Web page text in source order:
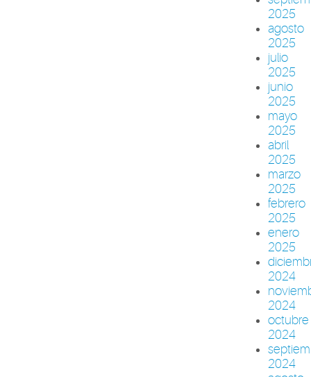
2025
agosto
2025
julio
2025
junio
2025
mayo
2025
abril
2025
marzo
2025
febrero
2025
enero
2025
2024
2024
octubre
2024
2024